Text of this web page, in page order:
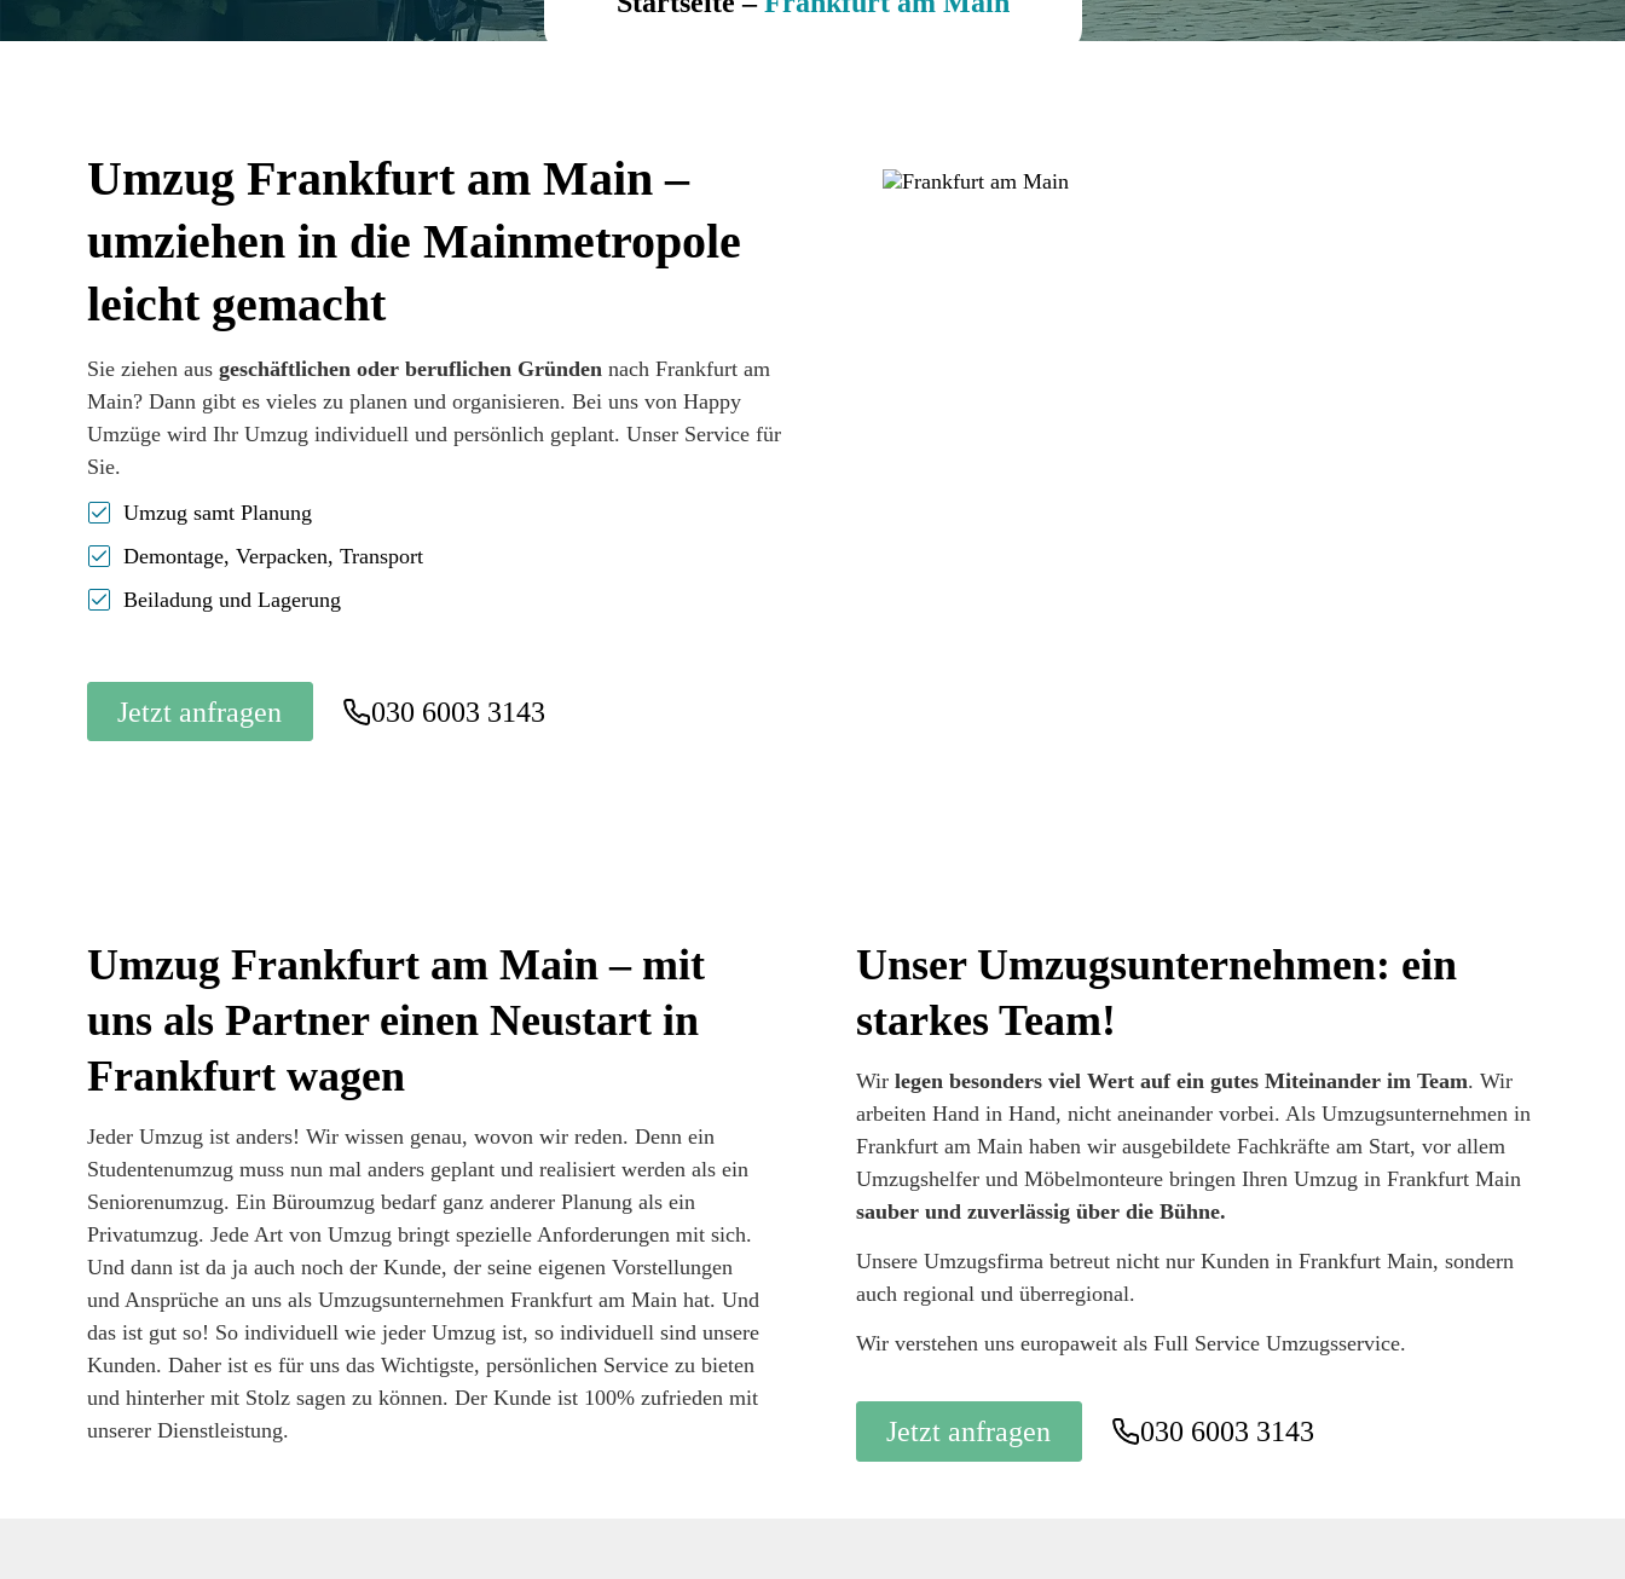
Umzug Frankfurt am Main –
umziehen in die Mainmetropole
leicht gemacht
Sie ziehen aus geschäftlichen oder beruflichen Gründen nach Frankfurt am
Main? Dann gibt es vieles zu planen und organisieren. Bei uns von Happy
Umzüge wird Ihr Umzug individuell und persönlich geplant. Unser Service für
Sie.
Umzug samt Planung
Demontage, Verpacken, Transport
Beiladung und Lagerung
Jetzt anfragen 030 6003 3143
Umzug Frankfurt am Main – mit
uns als Partner einen Neustart in
Frankfurt wagen
Jeder Umzug ist anders! Wir wissen genau, wovon wir reden. Denn ein
Studentenumzug muss nun mal anders geplant und realisiert werden als ein
Seniorenumzug. Ein Büroumzug bedarf ganz anderer Planung als ein
Privatumzug. Jede Art von Umzug bringt spezielle Anforderungen mit sich.
Und dann ist da ja auch noch der Kunde, der seine eigenen Vorstellungen
und Ansprüche an uns als Umzugsunternehmen Frankfurt am Main hat. Und
das ist gut so! So individuell wie jeder Umzug ist, so individuell sind unsere
Kunden. Daher ist es für uns das Wichtigste, persönlichen Service zu bieten
und hinterher mit Stolz sagen zu können. Der Kunde ist 100% zufrieden mit
unserer Dienstleistung.
Unser Umzugsunternehmen: ein
starkes Team!
Wir legen besonders viel Wert auf ein gutes Miteinander im Team. Wir
arbeiten Hand in Hand, nicht aneinander vorbei. Als Umzugsunternehmen in
Frankfurt am Main haben wir ausgebildete Fachkräfte am Start, vor allem
Umzugshelfer und Möbelmonteure bringen Ihren Umzug in Frankfurt Main
sauber und zuverlässig über die Bühne.
Unsere Umzugsfirma betreut nicht nur Kunden in Frankfurt Main, sondern
auch regional und überregional.
Wir verstehen uns europaweit als Full Service Umzugsservice.
Jetzt anfragen 030 6003 3143